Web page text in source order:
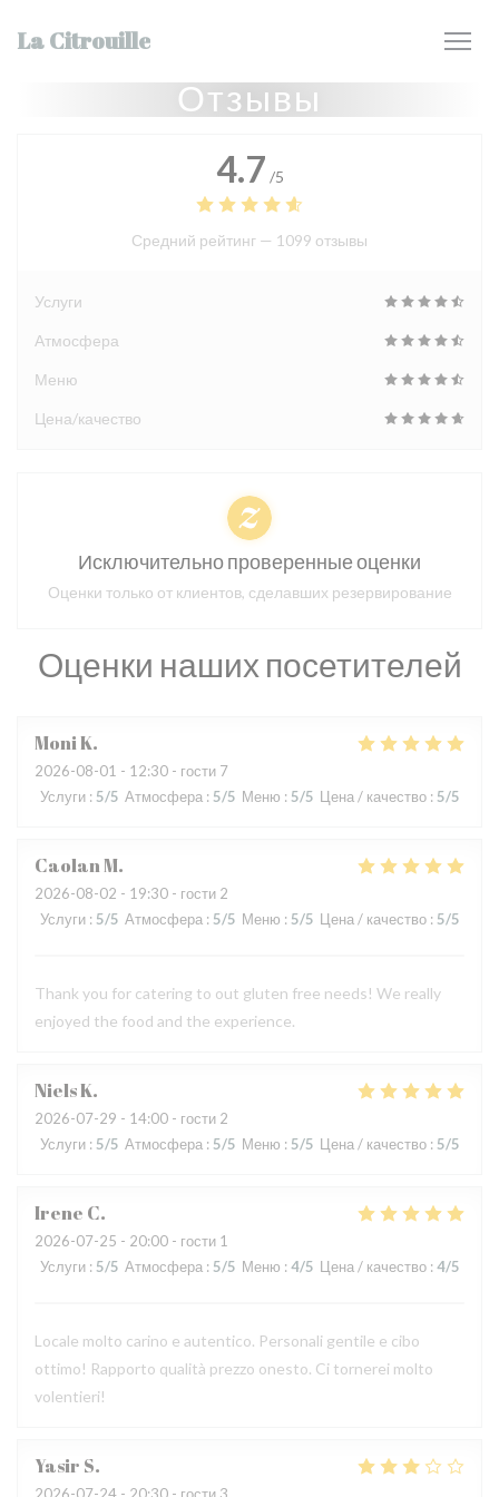
La Citrouille
Отзывы
Оценки наших посетителей
MoniK
2026-08-01 - 12:30 - гости 7
Услуги : 5/5 Атмосфера : 5/5 Меню : 5/5 Цена / качество : 5/5
CaolanM
2026-08-02 - 19:30 - гости 2
Услуги : 5/5 Атмосфера : 5/5 Меню : 5/5 Цена / качество : 5/5
Thank you for catering to out gluten free needs! We really
enjoyed the food and the experience.
NielsK
2026-07-29 - 14:00 - гости 2
Услуги : 5/5 Атмосфера : 5/5 Меню : 5/5 Цена / качество : 5/5
Irene C
2026-07-25 - 20:00 - гости 1
Услуги : 5/5 Атмосфера : 5/5 Меню : 4/5 Цена / качество : 4/5
Locale molto carino e autentico. Personali gentile e cibo
ottimo! Rapporto qualità prezzo onesto. Ci tornerei molto
volentieri!
Yasir S
4.7 /5
Средний рейтинг — 1099 отзывы
Услуги
Атмосфера
Меню
Цена/качество
Исключительно проверенные оценки
Оценки только от клиентов, сделавших резервирование